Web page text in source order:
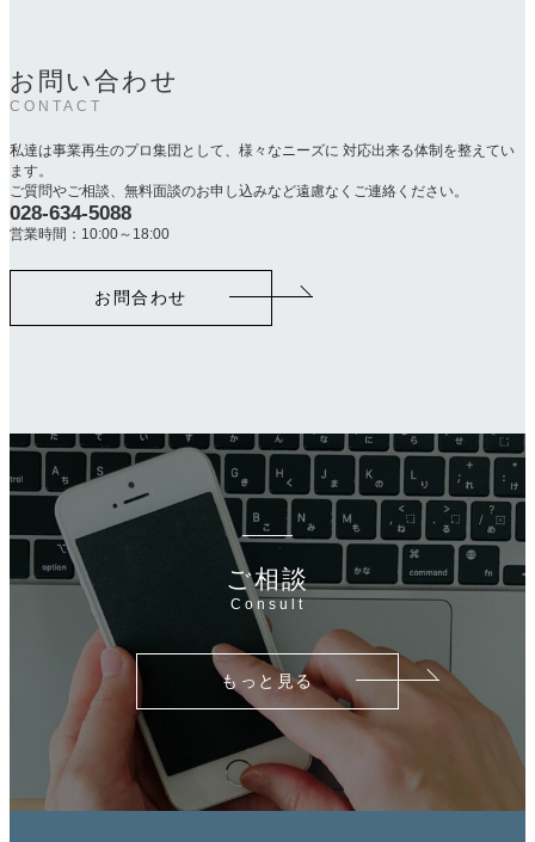
お問い合わせ
CONTACT
私達は事業再生のプロ集団として、様々なニーズに 対応出来る体制を整えてい
ます。
ご質問やご相談、無料面談のお申し込みなど遠慮なくご連絡ください。
カ
ラ
ク
028-634-5088
営業時間：10:00～18:00
お問合わせ
ご相談
Consult
もっと見る